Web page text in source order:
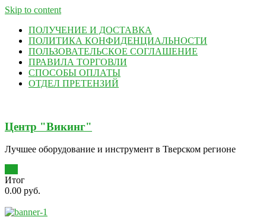
Skip to content
ПОЛУЧЕНИЕ И ДОСТАВКА
ПОЛИТИКА КОНФИДЕНЦИАЛЬНОСТИ
ПОЛЬЗОВАТЕЛЬСКОЕ СОГЛАШЕНИЕ
ПРАВИЛА ТОРГОВЛИ
СПОСОБЫ ОПЛАТЫ
ОТДЕЛ ПРЕТЕНЗИЙ
Центр "Викинг"
Лучшее оборудование и инструмент в Тверском регионе
Итог
0.00 руб.